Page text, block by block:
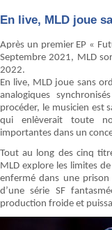
En live, MLD joue
Après un premier EP «
Septembre 2021, MLD
2022.
En live, MLD joue sans
analogiques
procéder, le musicien est
qui enlèverait toute
importantes dans un
Tout au long des cinq
MLD explore les limites
enfermé dans une
d’une série SF
production froide et